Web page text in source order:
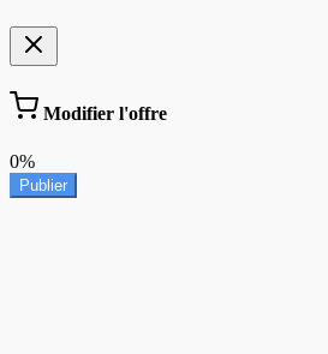
Modifier l'offre
0%
Publier